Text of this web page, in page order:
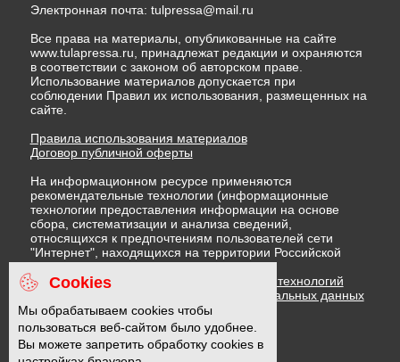
Электронная почта: tulpressa@mail.ru
Все права на материалы, опубликованные на сайте
www.tulapressa.ru, принадлежат редакции и охраняются
в соответствии с законом об авторском праве.
Использование материалов допускается при
соблюдении Правил их использования, размещенных на
сайте.
Правила использования материалов
Договор публичной оферты
На информационном ресурсе применяются
рекомендательные технологии (информационные
технологии предоставления информации на основе
сбора, систематизации и анализа сведений,
относящихся к предпочтениям пользователей сети
"Интернет", находящихся на территории Российской
Федерации)
Правила применения рекомендательных технологий
Политика в отношении обработки персональных данных
Политика обработки файлов cookie
Cookies
Мы обрабатываем cookies чтобы
пользоваться веб-сайтом было удобнее.
Вы можете запретить обработку cookies в